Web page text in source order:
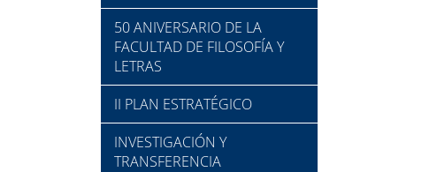
50 ANIVERSARIO DE LA
FACULTAD DE FILOSOFÍA Y
LETRAS
II PLAN ESTRATÉGICO
INVESTIGACIÓN Y
TRANSFERENCIA